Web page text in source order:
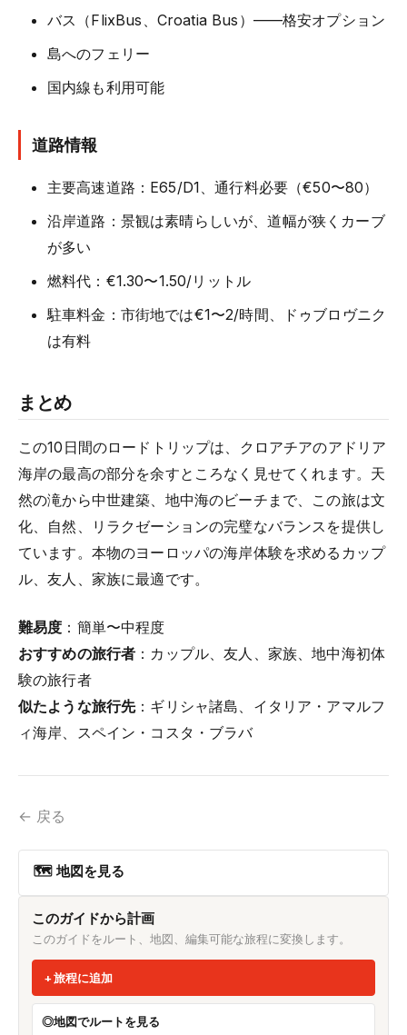
バス（FlixBus、Croatia Bus）——格安オプション
島へのフェリー
国内線も利用可能
道路情報
主要高速道路：E65/D1、通行料必要（€50〜80）
沿岸道路：景観は素晴らしいが、道幅が狭くカーブ
が多い
燃料代：€1.30〜1.50/リットル
駐車料金：市街地では€1〜2/時間、ドゥブロヴニク
は有料
まとめ
この10日間のロードトリップは、クロアチアのアドリア
海岸の最高の部分を余すところなく見せてくれます。天
然の滝から中世建築、地中海のビーチまで、この旅は文
化、自然、リラクゼーションの完璧なバランスを提供し
ています。本物のヨーロッパの海岸体験を求めるカップ
ル、友人、家族に最適です。
難易度 ：簡単〜中程度
おすすめの旅行者 ：カップル、友人、家族、地中海初体
験の旅行者
似たような旅行先：ギリシャ諸島、イタリア・アマルフ
ィ海岸、スペイン・コスタ・ブラバ
← 戻る
🗺 地図を見る
このガイドから計画
このガイドをルート、地図、編集可能な旅程に変換します。
旅程に追加
地図でルートを見る